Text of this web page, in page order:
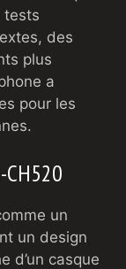
tests
des
plus
a
pour les
CH520
un
un design
d’un casque